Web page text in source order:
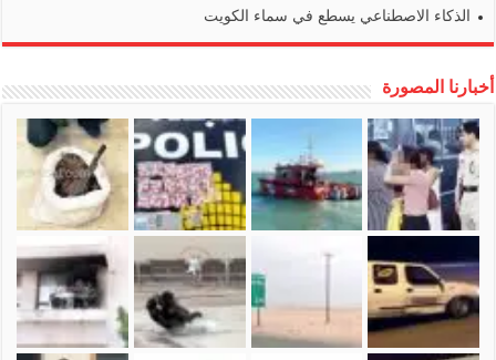
الذكاء الاصطناعي يسطع في سماء الكويت
أخبارنا المصورة